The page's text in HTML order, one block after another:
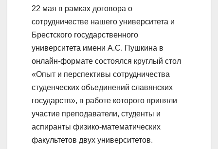
22 мая в рамках договора о
сотрудничестве нашего университета и
Брестского государственного
университета имени А.С. Пушкина в
онлайн-формате состоялся круглый стол
«Опыт и перспективы сотрудничества
студенческих объединений славянских
государств», в работе которого приняли
участие преподаватели, студенты и
аспиранты физико-математических
факультетов двух университетов.